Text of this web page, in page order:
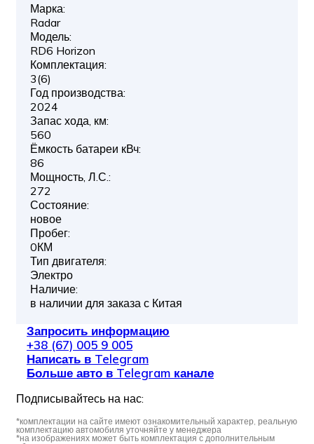
Марка:
Radar
Модель:
RD6 Horizon
Комплектация:
3(6)
Год производства:
2024
Запас хода, км:
560
Ёмкость батареи кВч:
86
Мощность, Л.С.:
272
Состояние:
новое
Пробег:
0КМ
Тип двигателя:
Электро
Наличие:
в наличии для заказа с Китая
Запросить информацию
+38 (67) 005 9 005
Написать в Telegram
Больше авто в Telegram канале
Подписывайтесь на нас:
*комплектации на сайте имеют ознакомительный характер, реальную
комплектацию автомобиля уточняйте у менеджера
*на изображениях может быть комплектация с дополнительным